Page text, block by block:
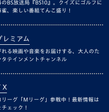
のBS放送局『BS10』。クイズにゴルフに
雀、楽しい番組てんこ盛り！
レミアム
れる映画や音楽をお届けする、大人のた
タテインメントチャンネル
X
リーグ「Mリーグ」参戦中！最新情報は
ェック！